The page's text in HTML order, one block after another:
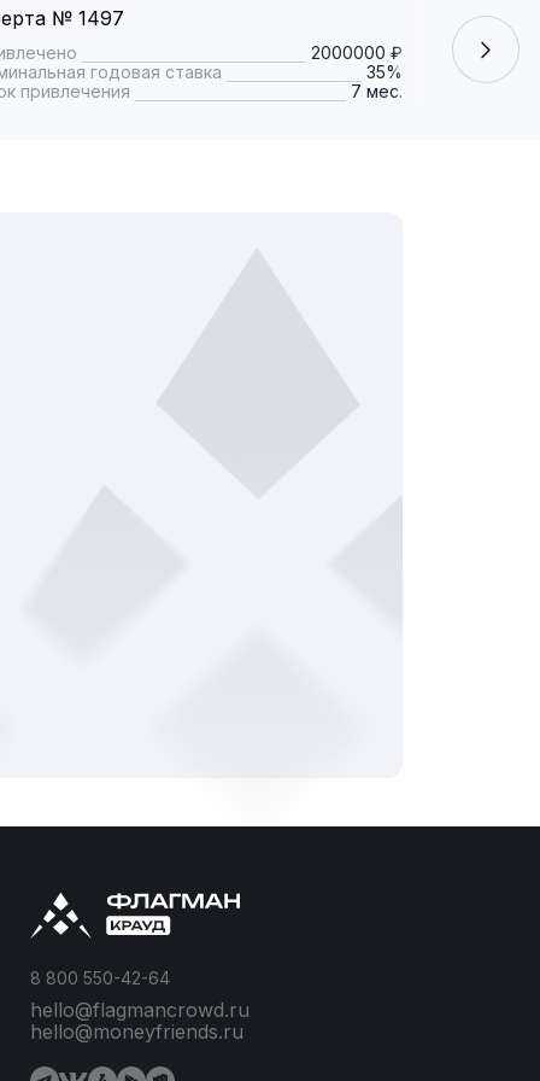
№ 1497
2000000 ₽
годовая ставка
35%
привлечения
7 мес.
Оферта №
Привлечено
8 800 550-42-64
hello@flagmancrowd.ru
hello@moneyfriends.ru